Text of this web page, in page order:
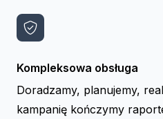
Kompleksowa obsługa
Doradzamy, planujemy,
kampanię kończymy